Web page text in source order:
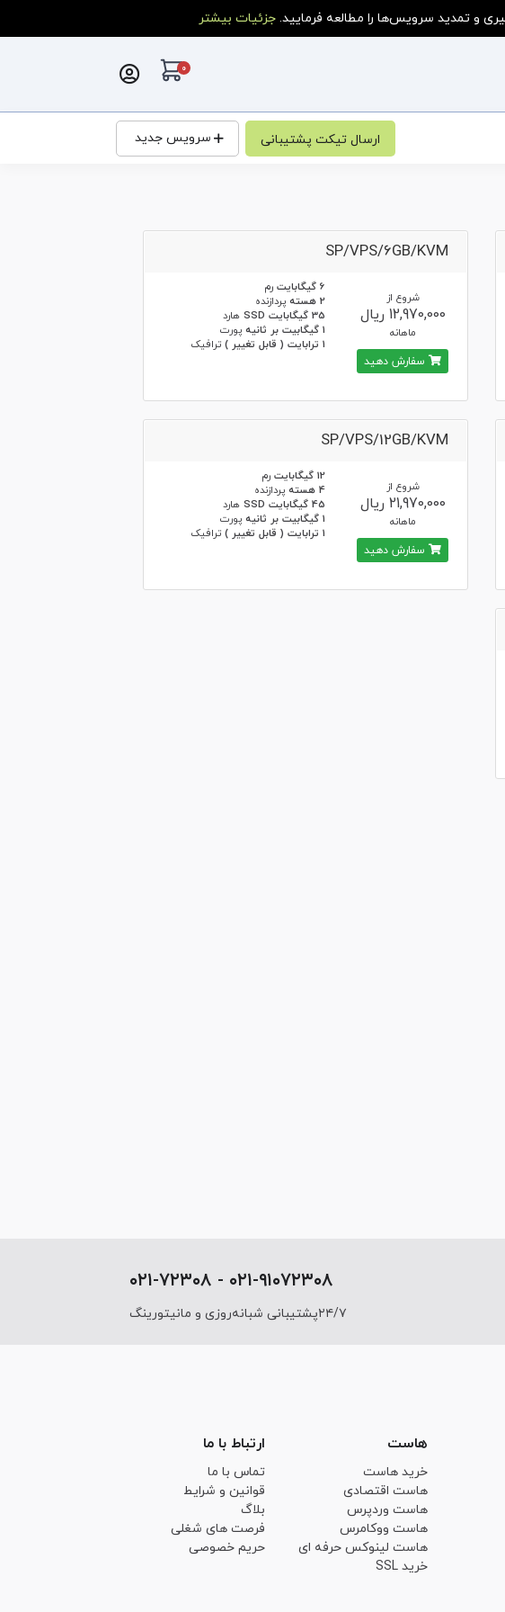
و تمدید سرویس‌ها را مطالعه فرمایید. جزئیات بیشتر
0 کارت خرید
ارسال تیکت پشتیبانی سرویس جدید
SP/VPS/6GB/KVM
6 گیگابایت
رم
2 هسته
پردازنده
35 گیگابایت SSD
هارد
1 گیگابیت بر ثانیه
پورت
1 ترابایت ( قابل تغییر )
ترافیک
شروع از
12,970,000 ریال
ماهانه
سفارش دهید
SP/VPS/12GB/KVM
12 گیگابایت
رم
4 هسته
پردازنده
45 گیگابایت SSD
هارد
1 گیگابیت بر ثانیه
پورت
1 ترابایت ( قابل تغییر )
ترافیک
شروع از
21,970,000 ریال
ماهانه
سفارش دهید
۰۲۱-۹۱۰۷۲۳۰۸ - ۰۲۱-۷۲۳۰۸
۲۴/۷پشتیبانی شبانه‌روزی و مانیتورینگ
هاست
خرید هاست
هاست اقتصادی
هاست وردپرس
هاست ووکامرس
هاست لینوکس حرفه ای
خرید SSL
ارتباط با ما
تماس با ما
قوانین و شرایط
بلاگ
فرصت های شغلی
حریم خصوصی